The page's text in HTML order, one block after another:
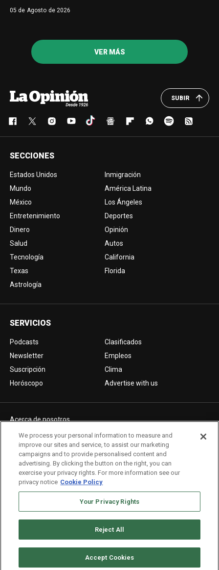
05 de Agosto de 2026
VER MÁS
SUBIR
SECCIONES
Estados Unidos
Inmigración
Mundo
América Latina
México
Los Ángeles
Entretenimiento
Deportes
Dinero
Opinión
Salud
Autos
Tecnología
California
Texas
Florida
Astrología
SERVICIOS
Podcasts
Clasificados
Newsletter
Empleos
Suscripción
Clima
Horóscopo
Advertise with us
Acerca de nosotros
Politica de privacidad
Pautas Editoriales
AdChoices
Advertise with us
Newsletters
We process your personal information to measure and
improve our sites and service, to assist our marketing
campaigns and to provide personalised content and
advertising. By clicking the button on the right, you can
exercise your privacy rights. For more information see our
privacy notice Cookie Policy
Your Privacy Rights
Reject All
Accept Cookies